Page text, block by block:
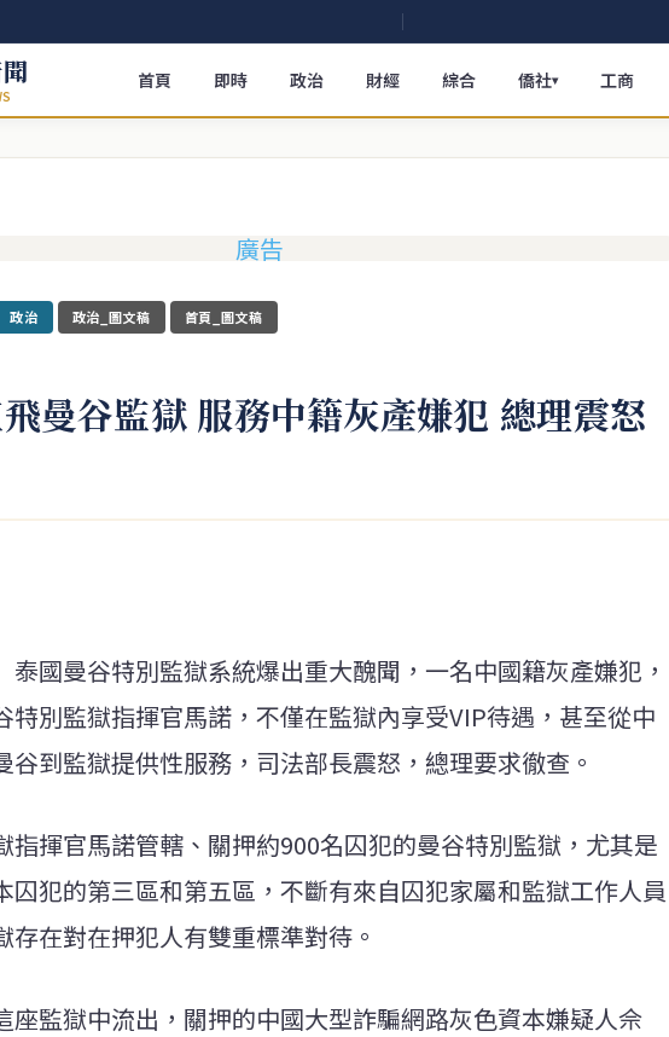
首頁 即時 政治 財經 綜合 僑社▾ 工商
政治 政治_圖文稿 首頁_圖文稿
曼谷監獄 服務中籍灰產嫌犯 總理震怒
泰國曼谷特別監獄系統爆出重大醜聞，一名中國籍灰產嫌犯，
特別監獄指揮官馬諾，不僅在監獄內享受VIP待遇，甚至從中
谷到監獄提供性服務，司法部長震怒，總理要求徹查。
指揮官馬諾管轄、關押約900名囚犯的曼谷特別監獄，尤其是
囚犯的第三區和第五區，不斷有來自囚犯家屬和監獄工作人員
存在對在押犯人有雙重標準對待。
座監獄中流出，關押的中國大型詐騙網路灰色資本嫌疑人佘